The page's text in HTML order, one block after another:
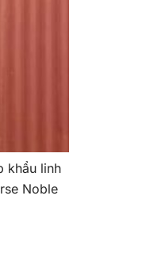
khẩu linh
Noble